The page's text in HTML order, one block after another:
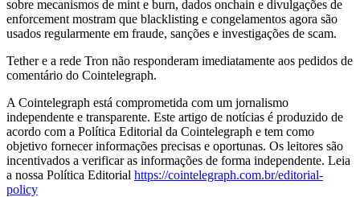
sobre mecanismos de mint e burn, dados onchain e divulgações de
enforcement mostram que blacklisting e congelamentos agora são
usados regularmente em fraude, sanções e investigações de scam.
Tether e a rede Tron não responderam imediatamente aos pedidos de
comentário do Cointelegraph.
A Cointelegraph está comprometida com um jornalismo
independente e transparente. Este artigo de notícias é produzido de
acordo com a Política Editorial da Cointelegraph e tem como
objetivo fornecer informações precisas e oportunas. Os leitores são
incentivados a verificar as informações de forma independente. Leia
a nossa Política Editorial https://cointelegraph.com.br/editorial-
policy